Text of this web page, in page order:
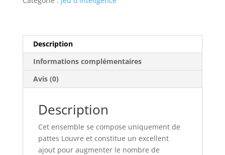
Description
Informations complémentaires
Avis (0)
Description
Cet ensemble se compose uniquement de
pattes Louvre et constitue un excellent
ajout pour augmenter le nombre de